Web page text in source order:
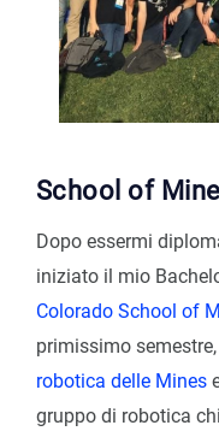
School of
Dopo essermi
iniziato il mio
Colorado School of
primissimo
robotica delle Mines
gruppo di robotica